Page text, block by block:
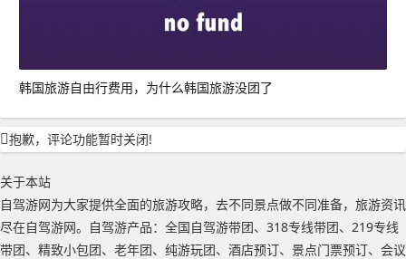
韩国旅游自由行费用，为什么韩国旅游没团了
抱歉，评论功能暂时关闭!
关于本站
自驾游网为大家提供全面的旅游攻略，去不同景点做不同准备，旅游资讯
尽在自驾游网。自驾游产品：全国自驾游带团、318专线带团、219专线
带团、精致小包团、老年团、纯游玩团、酒店预订、景点门票预订、会议